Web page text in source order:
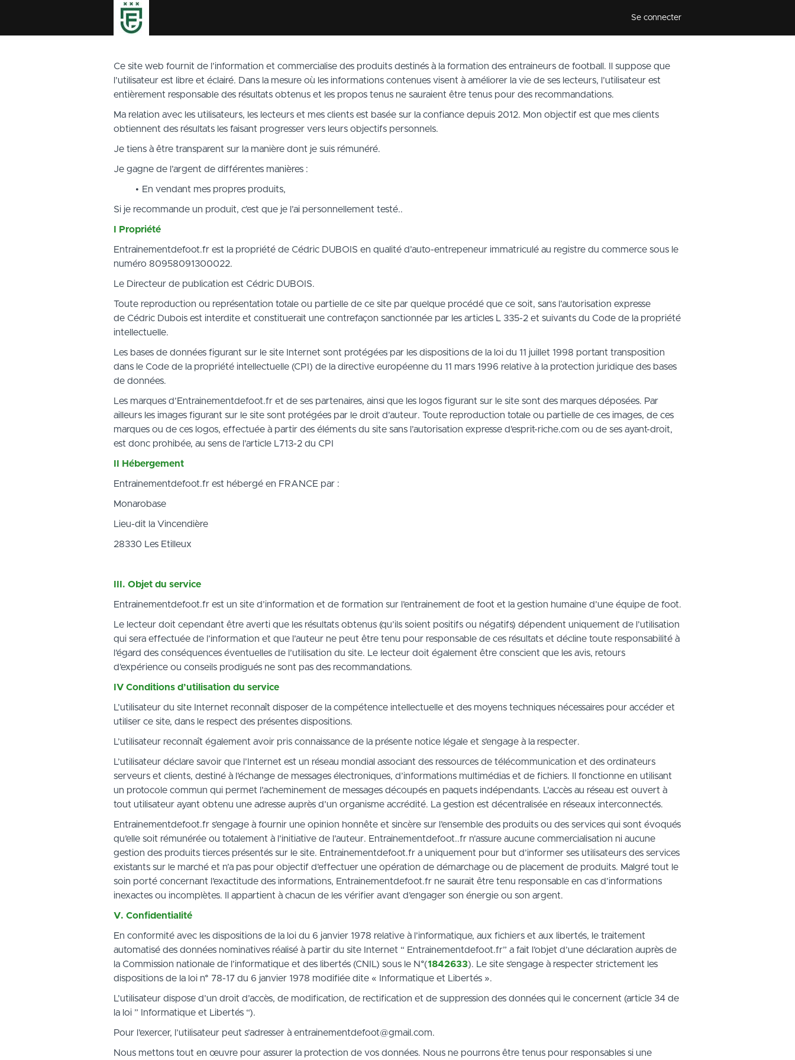
Se connecter
Ce site web fournit de l’information et commercialise des produits destinés à la formation des entraineurs de football. Il suppose que
l’utilisateur est libre et éclairé. Dans la mesure où les informations contenues visent à améliorer la vie de ses lecteurs, l’utilisateur est
entièrement responsable des résultats obtenus et les propos tenus ne sauraient être tenus pour des recommandations.
Ma relation avec les utilisateurs, les lecteurs et mes clients est basée sur la confiance depuis 2012. Mon objectif est que mes clients
obtiennent des résultats les faisant progresser vers leurs objectifs personnels.
Je tiens à être transparent sur la manière dont je suis rémunéré.
Je gagne de l’argent de différentes manières :
En vendant mes propres produits,
Si je recommande un produit, c’est que je l’ai personnellement testé..
I Propriété
Entrainementdefoot.fr est la propriété de Cédric DUBOIS en qualité d’auto-entrepeneur immatriculé au registre du commerce sous le
numéro 80958091300022.
Le Directeur de publication est Cédric DUBOIS.
Toute reproduction ou représentation totale ou partielle de ce site par quelque procédé que ce soit, sans l’autorisation expresse
de Cédric Dubois est interdite et constituerait une contrefaçon sanctionnée par les articles L 335-2 et suivants du Code de la propriété
intellectuelle.
Les bases de données figurant sur le site Internet sont protégées par les dispositions de la loi du 11 juillet 1998 portant transposition
dans le Code de la propriété intellectuelle (CPI) de la directive européenne du 11 mars 1996 relative à la protection juridique des bases
de données.
Les marques d’Entrainementdefoot.fr et de ses partenaires, ainsi que les logos figurant sur le site sont des marques déposées. Par
ailleurs les images figurant sur le site sont protégées par le droit d’auteur. Toute reproduction totale ou partielle de ces images, de ces
marques ou de ces logos, effectuée à partir des éléments du site sans l’autorisation expresse d’esprit-riche.com ou de ses ayant-droit,
est donc prohibée, au sens de l’article L713-2 du CPI
II Hébergement
Entrainementdefoot.fr est hébergé en FRANCE par :
Monarobase
Lieu-dit la Vincendière
28330 Les Etilleux
III. Objet du service
Entrainementdefoot.fr est un site d’information et de formation sur l’entrainement de foot et la gestion humaine d’une équipe de foot.
Le lecteur doit cependant être averti que les résultats obtenus (qu’ils soient positifs ou négatifs) dépendent uniquement de l’utilisation
qui sera effectuée de l’information et que l’auteur ne peut être tenu pour responsable de ces résultats et décline toute responsabilité à
l’égard des conséquences éventuelles de l’utilisation du site. Le lecteur doit également être conscient que les avis, retours
d’expérience ou conseils prodigués ne sont pas des recommandations.
IV Conditions d’utilisation du service
L’utilisateur du site Internet reconnaît disposer de la compétence intellectuelle et des moyens techniques nécessaires pour accéder et
utiliser ce site, dans le respect des présentes dispositions.
L’utilisateur reconnaît également avoir pris connaissance de la présente notice légale et s’engage à la respecter.
L’utilisateur déclare savoir que l’Internet est un réseau mondial associant des ressources de télécommunication et des ordinateurs
serveurs et clients, destiné à l’échange de messages électroniques, d’informations multimédias et de fichiers. Il fonctionne en utilisant
un protocole commun qui permet l’acheminement de messages découpés en paquets indépendants. L’accès au réseau est ouvert à
tout utilisateur ayant obtenu une adresse auprès d’un organisme accrédité. La gestion est décentralisée en réseaux interconnectés.
Entrainementdefoot.fr s’engage à fournir une opinion honnête et sincère sur l’ensemble des produits ou des services qui sont évoqués
qu’elle soit rémunérée ou totalement à l’initiative de l’auteur. Entrainementdefoot..fr n’assure aucune commercialisation ni aucune
gestion des produits tierces présentés sur le site. Entrainementdefoot.fr a uniquement pour but d’informer ses utilisateurs des services
existants sur le marché et n’a pas pour objectif d’effectuer une opération de démarchage ou de placement de produits. Malgré tout le
soin porté concernant l’exactitude des informations, Entrainementdefoot.fr ne saurait être tenu responsable en cas d’informations
inexactes ou incomplètes. Il appartient à chacun de les vérifier avant d’engager son énergie ou son argent.
V. Confidentialité
En conformité avec les dispositions de la loi du 6 janvier 1978 relative à l’informatique, aux fichiers et aux libertés, le traitement
automatisé des données nominatives réalisé à partir du site Internet “ Entrainementdefoot.fr” a fait l’objet d’une déclaration auprès de
la Commission nationale de l’informatique et des libertés (CNIL) sous le N°(1842633). Le site s’engage à respecter strictement les
dispositions de la loi n° 78-17 du 6 janvier 1978 modifiée dite « Informatique et Libertés ».
L’utilisateur dispose d’un droit d’accès, de modification, de rectification et de suppression des données qui le concernent (article 34 de
la loi ” Informatique et Libertés “).
Pour l’exercer, l’utilisateur peut s’adresser à entrainementdefoot@gmail.com.
Nous mettons tout en œuvre pour assurer la protection de vos données. Nous ne pourrons être tenus pour responsables si une